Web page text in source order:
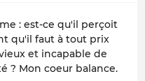
: est-ce qu'il perçoit
qu'il faut à tout prix
et incapable de
? Mon coeur balance.